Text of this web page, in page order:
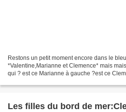
Restons un petit moment encore dans le
*Valentine,Marianne et Clemence* mais
qui ? est ce Marianne à gauche ?est ce
Les filles du bord de